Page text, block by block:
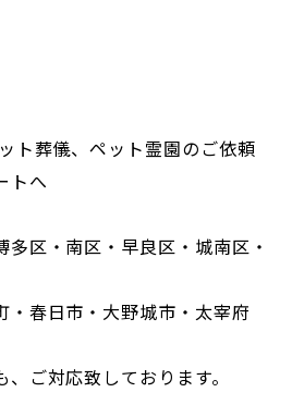
ト葬儀、ペット霊園のご依頼
トへ
区・南区・早良区・城南区・
・春日市・大野城市・太宰府
ご対応致しております。